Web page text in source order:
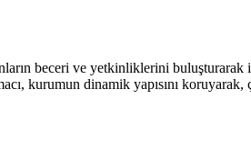
beceri ve yetkinliklerini buluşturarak
kurumun dinamik yapısını